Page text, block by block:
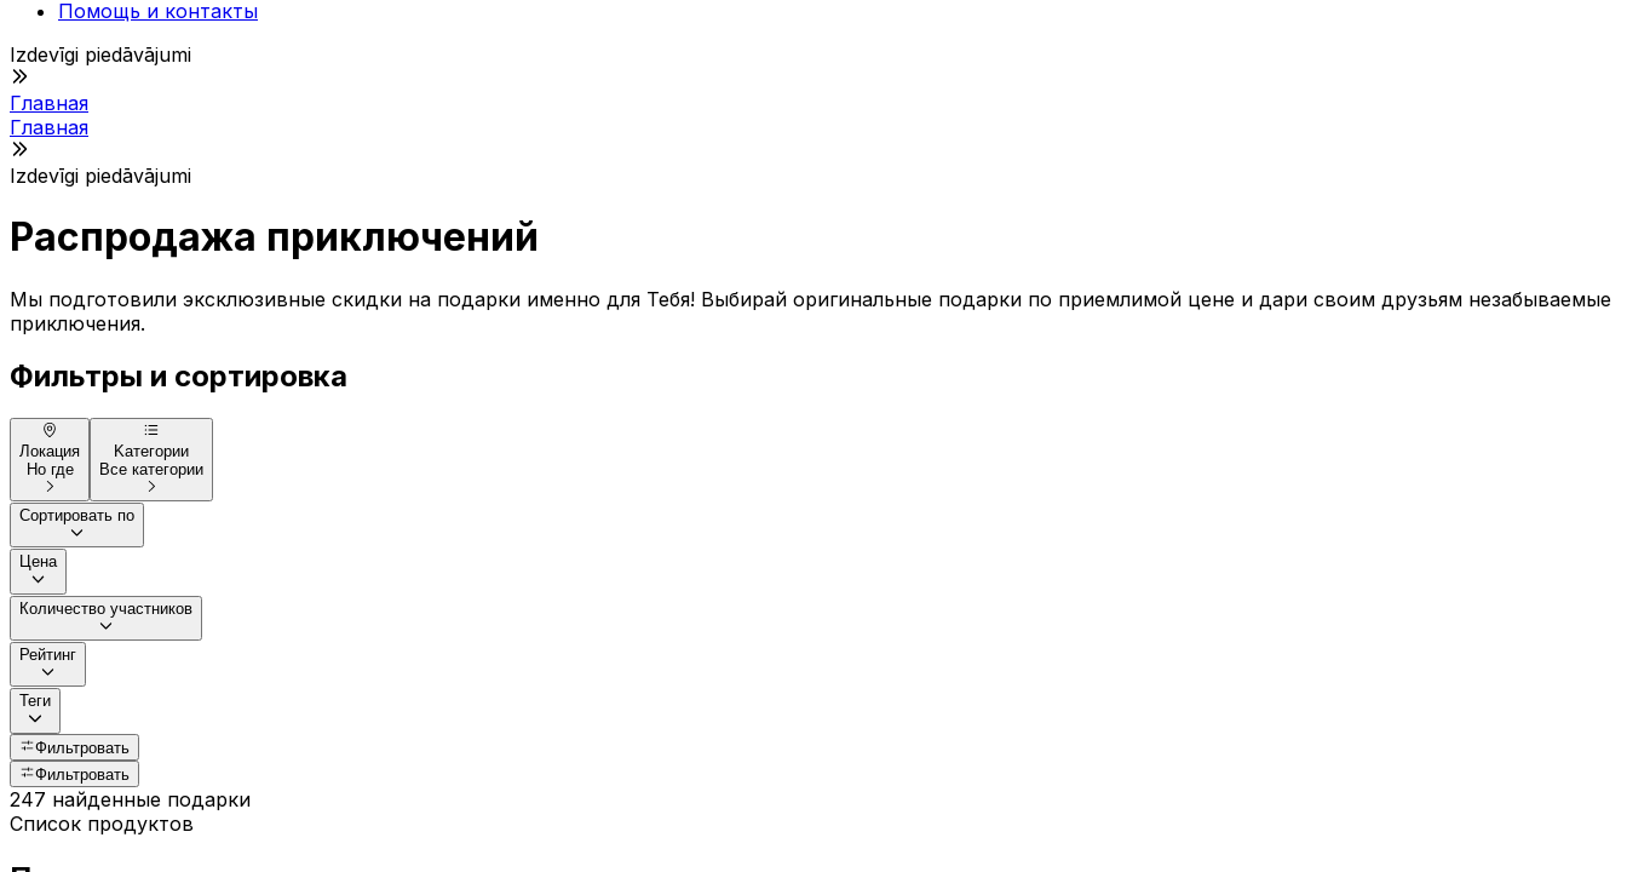
Помощь и контакты
Izdevīgi piedāvājumi
Главная
Главная
Izdevīgi piedāvājumi
Распродажа приключений
Мы подготовили эксклюзивные скидки нa подарки именно для Тебя! Выбирай оригинальные подарки по приемлимой цене и дари своим друзьям незабываемые
приключения.
Фильтры и сортировка
Локация
Но где
Kатегории
Все категории
Сортировать по
Цена
Количество участников
Рейтинг
Теги
Фильтровать
Фильтровать
247 найденные подарки
Список продуктов